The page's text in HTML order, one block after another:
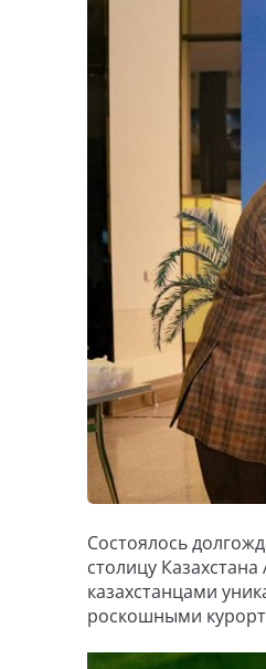
Состоялось
столицу
казахстанцами
роскошными